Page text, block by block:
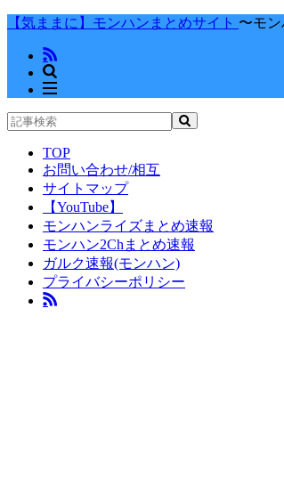
【気ままに】モンハンまとめサイト 〜モ
TOP
お問い合わせ/相互
サイトマップ
【YouTube】
モンハンライズまとめ速報
モンハン2Chまとめ速報
ガルク速報(モンハン)
プライバシーポリシー